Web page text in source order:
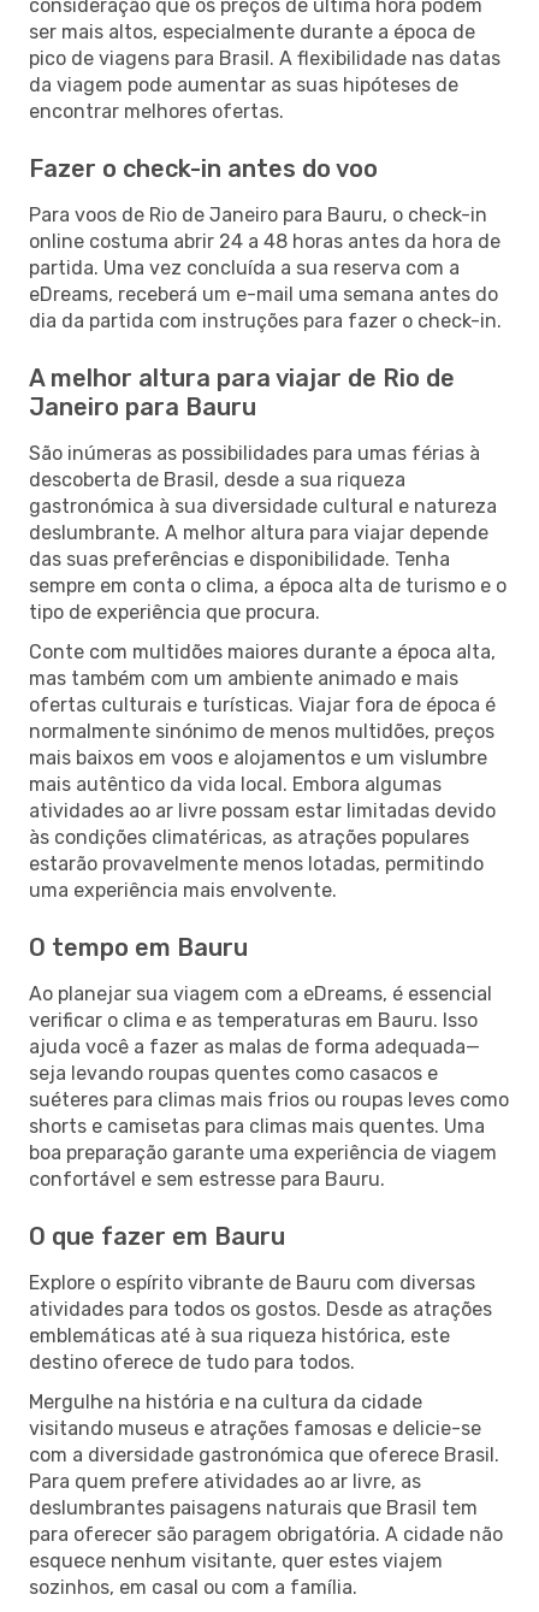
consideração que os preços de última hora podem
ser mais altos, especialmente durante a época de
pico de viagens para Brasil. A flexibilidade nas datas
da viagem pode aumentar as suas hipóteses de
encontrar melhores ofertas.
Fazer o check-in antes do voo
Para voos de Rio de Janeiro para Bauru, o check-in
online costuma abrir 24 a 48 horas antes da hora de
partida. Uma vez concluída a sua reserva com a
eDreams, receberá um e-mail uma semana antes do
dia da partida com instruções para fazer o check-in.
A melhor altura para viajar de Rio de
Janeiro para Bauru
São inúmeras as possibilidades para umas férias à
descoberta de Brasil, desde a sua riqueza
gastronómica à sua diversidade cultural e natureza
deslumbrante. A melhor altura para viajar depende
das suas preferências e disponibilidade. Tenha
sempre em conta o clima, a época alta de turismo e o
tipo de experiência que procura.
Conte com multidões maiores durante a época alta,
mas também com um ambiente animado e mais
ofertas culturais e turísticas. Viajar fora de época é
normalmente sinónimo de menos multidões, preços
mais baixos em voos e alojamentos e um vislumbre
mais autêntico da vida local. Embora algumas
atividades ao ar livre possam estar limitadas devido
às condições climatéricas, as atrações populares
estarão provavelmente menos lotadas, permitindo
uma experiência mais envolvente.
O tempo em Bauru
Ao planejar sua viagem com a eDreams, é essencial
verificar o clima e as temperaturas em Bauru. Isso
ajuda você a fazer as malas de forma adequada—
seja levando roupas quentes como casacos e
suéteres para climas mais frios ou roupas leves como
shorts e camisetas para climas mais quentes. Uma
boa preparação garante uma experiência de viagem
confortável e sem estresse para Bauru.
O que fazer em Bauru
Explore o espírito vibrante de Bauru com diversas
atividades para todos os gostos. Desde as atrações
emblemáticas até à sua riqueza histórica, este
destino oferece de tudo para todos.
Mergulhe na história e na cultura da cidade
visitando museus e atrações famosas e delicie-se
com a diversidade gastronómica que oferece Brasil.
Para quem prefere atividades ao ar livre, as
deslumbrantes paisagens naturais que Brasil tem
para oferecer são paragem obrigatória. A cidade não
esquece nenhum visitante, quer estes viajem
sozinhos, em casal ou com a família.